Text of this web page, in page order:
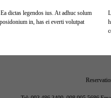
dictas legendos ius. At adhuc solum
in, has ei everti volutpat